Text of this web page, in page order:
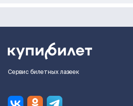
Сервис билетных лазеек